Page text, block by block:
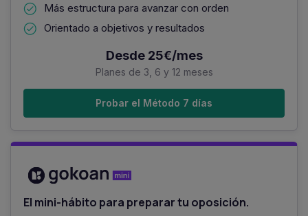
Más estructura para avanzar con orden
Orientado a objetivos y resultados
Desde 25€/mes
Planes de 3, 6 y 12 meses
Probar el Método 7 días
El mini-hábito para preparar tu oposición.